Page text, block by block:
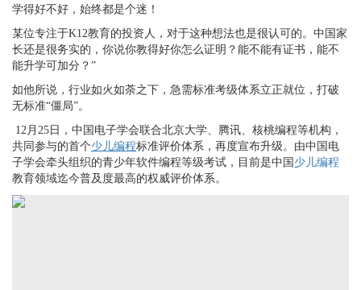
学得好不好，始终都是个迷！
某位专注于K12教育的投资人，对于这种想法也是很认可的。 中国家
长还是很务实的，你说你教得好你怎么证明？能不能有证书，能不
能升学可加分？ ”
如他所说，行业如火如荼之下，急需标准考级体系立正就位，打破
无标准“僵局”。
12月 25 日，中国电子学会联合北京大学、腾讯、核桃编程等机构，
共同参与的首个少儿编程标准评价体系，再度宣布升级。 由中国电
子学会牵头组织的青少年软件编程等级考试，目前是中国 少儿编程
教育领域迄今普及度最高的权威评价体系。